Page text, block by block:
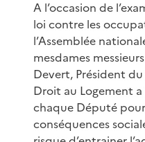
A l’occasion de
loi contre les
l’Assemblée
mesdames
Devert, Président
Droit au Logement a
chaque Député
conséquences